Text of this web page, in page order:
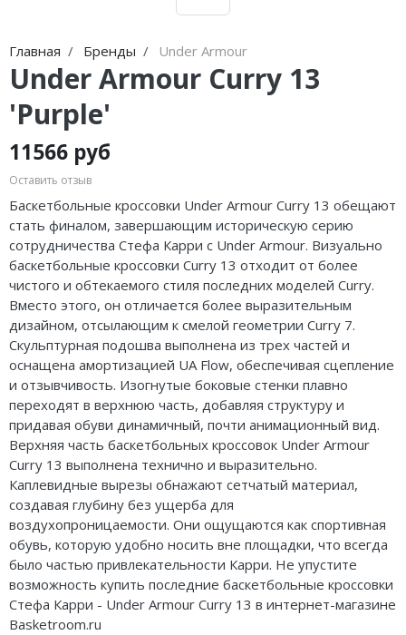
Главная Бренды Under Armour
Under Armour Curry 13
'Purple'
11566 руб
Оставить отзыв
Баскетбольные кроссовки Under Armour Curry 13 обещают
стать финалом, завершающим историческую серию
сотрудничества Стефа Карри с Under Armour. Визуально
баскетбольные кроссовки Curry 13 отходит от более
чистого и обтекаемого стиля последних моделей Curry.
Вместо этого, он отличается более выразительным
дизайном, отсылающим к смелой геометрии Curry 7.
Скульптурная подошва выполнена из трех частей и
оснащена амортизацией UA Flow, обеспечивая сцепление
и отзывчивость. Изогнутые боковые стенки плавно
переходят в верхнюю часть, добавляя структуру и
придавая обуви динамичный, почти анимационный вид.
Верхняя часть баскетбольных кроссовок Under Armour
Curry 13 выполнена технично и выразительно.
Каплевидные вырезы обнажают сетчатый материал,
создавая глубину без ущерба для
воздухопроницаемости. Они ощущаются как спортивная
обувь, которую удобно носить вне площадки, что всегда
было частью привлекательности Карри. Не упустите
возможность купить последние баскетбольные кроссовки
Стефа Карри - Under Armour Curry 13 в интернет-магазине
Basketroom.ru
Jordan Tatum
Air Jordan 312
Air Jordan 40
Air Jordan 39
Air Jordan 38
Air Jordan 37
Air Jordan 36
Air Jordan 1
Air Jordan 3
Air Jordan 4
Air Jordan 5
Air Jordan 6
Air Jordan 7
Air Jordan 10
Air Jordan 11
Air Jordan 12
Nike Dunk
Nike Shox
Nike Blazer
Nike P-6000
Nike Initiator
Nike Pegasus
Nike Precision
Nike Hyperdunk
Nike Hyperset
Nike Cosmic Unity
Nike Air Deldon
Nike Sabrina
Nike A’ja
Nike ST
Nike GT
Nike Ja
adidas Samba
adidas Gazelle
adidas Handball
adidas Adistar
adidas adiFOM
adidas Adizero
adidas Harden
adidas Dame
adidas AE
Adidas Yeezy Boost 350 V2
ASICS
HOKA
A Bathing Ape
Travis Scott
Converse
Old Order
LACOSTE
The North Face